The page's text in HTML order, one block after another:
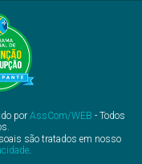
por AssCom/WEB - Todos
são tratados em nosso
.